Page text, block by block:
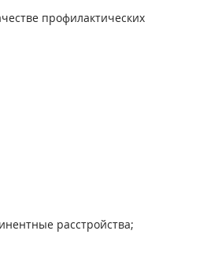
профилактических
расстройства;